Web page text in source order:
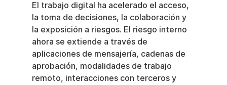
El trabajo digital ha acelerado el acceso,
la toma de decisiones, la colaboración y
la exposición a riesgos. El riesgo interno
ahora se extiende a través de
aplicaciones de mensajería, cadenas de
aprobación, modalidades de trabajo
remoto, interacciones con terceros y